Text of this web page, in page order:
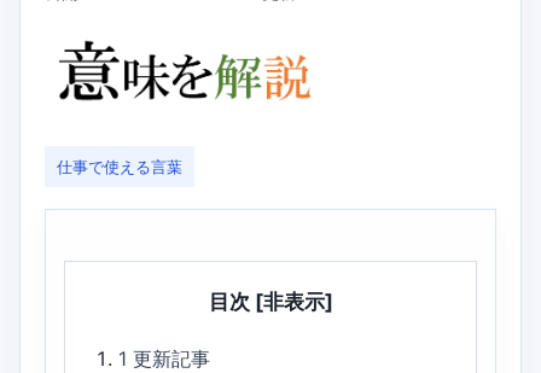
仕事で使える言葉
目次 [非表示]
1更新記事